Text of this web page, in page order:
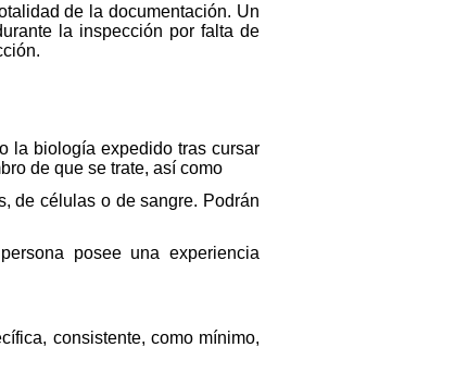
de la documentación. Un
la inspección por falta de
la biología expedido tras cursar
de que se trate, así como
de células o de sangre. Podrán
posee una experiencia
consistente, como mínimo,